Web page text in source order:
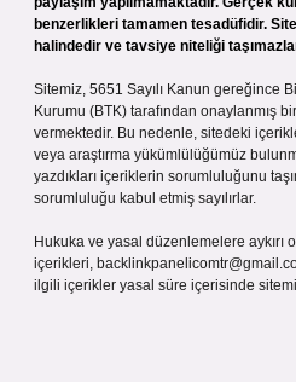
benzerlikleri tamamen tesadüfidir.
halindedir ve tavsiye niteliği
Sitemiz, 5651 Sayılı Kanun gereğince
Kurumu (BTK) tarafından onaylanmış
vermektedir. Bu nedenle, sitedeki
veya araştırma yükümlülüğümüz
yazdıkları içeriklerin sorumluluğunu
sorumluluğu kabul etmiş sayılırlar.
Hukuka ve yasal düzenlemelere
içerikleri,
ilgili içerikler yasal süre içerisinde